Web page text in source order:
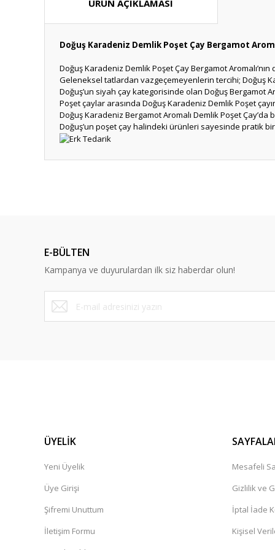
ÜRÜN AÇIKLAMASI
Doğuş Karadeniz Demlik Poşet Çay Bergamot
Doğuş Karadeniz Demlik Poşet Çay Bergamot
Geleneksel tatlardan vazgeçemeyenlerin tercihi; Doğuş
Doğuş’un siyah çay kategorisinde olan Doğuş Bergamot
Poşet çaylar arasında Doğuş Karadeniz Demlik Poşet
Doğuş Karadeniz Bergamot Aromalı Demlik Poşet Çay’da
Doğuş’un poşet çay halindeki ürünleri sayesinde pratik
Ürün bilgilerinde hatalar bulunuyor.
Ürün fiyatı diğer sitelerden daha pahalı.
Bu ürüne benzer farklı alternatifler olmalı.
E-BÜLTEN
Kampanya ve duyurulardan ilk siz haberdar olun!
ÜYELİK
Yeni Üyelik
Üye Girişi
Şifremi Unuttum
İletişim Formu
Mesafeli
Gizlilik ve
İptal İade
Kişisel